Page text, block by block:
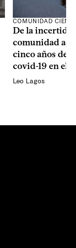
COMUNIDAD
De la
comunidad
cinco años de
covid-19 en el
Leo Lagos